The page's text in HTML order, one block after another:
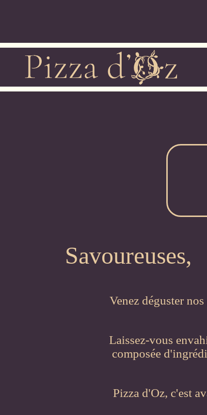
Savoureuses,
Venez déguster
Laissez-vous
composée
Pizza d'Oz, c'est